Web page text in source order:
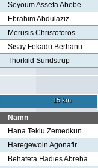
Seyoum Assefa Abebe
Ebrahim Abdulaziz
Merusis Christoforos
Sisay Fekadu Berhanu
Thorkild Sundstrup
15 km
Namn
Hana Teklu Zemedkun
Haregewoin Agonafir
Behafeta Hadies Abreha